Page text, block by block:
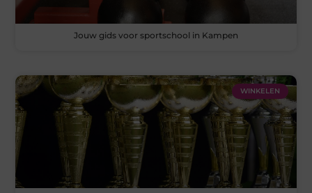
Jouw gids voor sportschool in Kampen
WINKELEN